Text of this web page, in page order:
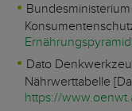
Dato
Nährwerttabelle
https://